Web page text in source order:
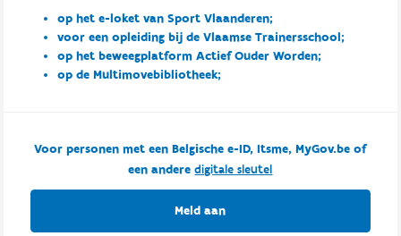
op het e-loket van Sport Vlaanderen;
voor een opleiding bij de Vlaamse Trainersschool;
op het beweegplatform Actief Ouder Worden;
op de Multimovebibliotheek;
Voor personen met een Belgische e-ID, Itsme, MyGov.be of
een anderedigitale sleutel
Meld aan